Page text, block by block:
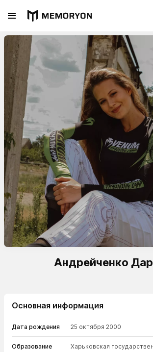
Андрейченко
Основная информация
Дата рождения 25 октября 2000
Образование
Харьковская